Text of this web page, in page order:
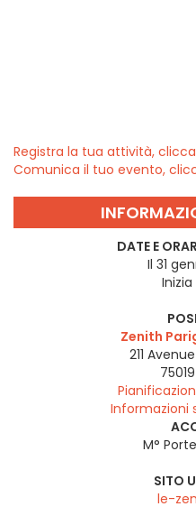
Registra la tua attività,
Comunica il tuo evento,
DATE E
Il 31
Zenith
211
75019
Informazioni
M°
SITO
le-